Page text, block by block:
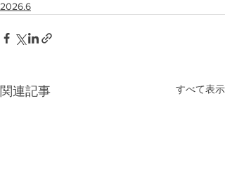
2026.6
関連記事 すべて表示